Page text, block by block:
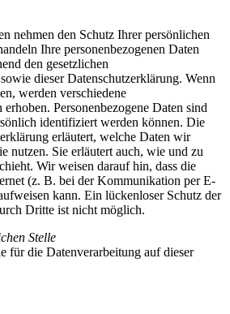
nehmen den Schutz Ihrer persönlichen
Ihre personenbezogenen Daten
den gesetzlichen
dieser Datenschutzerklärung. Wenn
werden verschiedene
erhoben. Personenbezogene Daten sind
identifiziert werden können. Die
erläutert, welche Daten wir
nutzen. Sie erläutert auch, wie und zu
Wir weisen darauf hin, dass die
(z. B. bei der Kommunikation per E-
kann. Ein lückenloser Schutz der
Dritte ist nicht möglich.
Stelle
für die Datenverarbeitung auf dieser